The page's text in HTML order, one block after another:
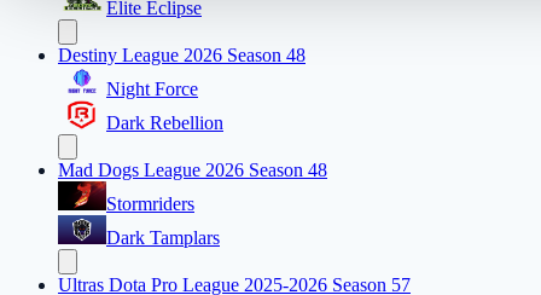
Elite Eclipse
Destiny League 2026 Season 48
Night Force
Dark Rebellion
Mad Dogs League 2026 Season 48
Stormriders
Dark Tamplars
Ultras Dota Pro League 2025-2026 Season 57